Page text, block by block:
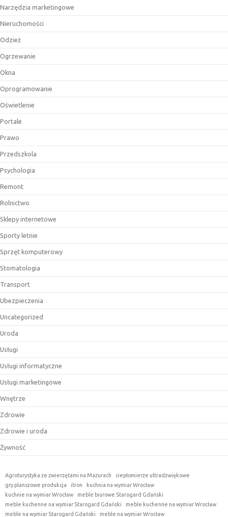
Narzędzia marketingowe
Nieruchomości
Odzież
Ogrzewanie
Okna
Oprogramowanie
Oświetlenie
Portale
Prawo
Przedszkola
Psychologia
Remont
Rolnictwo
Sklepy internetowe
Sporty letnie
Sprzęt komputerowy
Stomatologia
Transport
Ubezpieczenia
Uncategorized
Uroda
Usługi
Usługi informatyczne
Usługi marketingowe
Wnętrze
Zdrowie
Zdrowie i uroda
Żywność
Agroturystyka ze zwierzętami na Mazurach
ciepłomierze ultradźwiękowe
gry planszowe produkcja
itron
kuchnia na wymiar Wrocław
kuchnie na wymiar Wrocław
meble biurowe Starogard Gdański
meble kuchenne na wymiar Starogard Gdański
meble kuchenne na wymiar Wrocław
meble na wymiar Starogard Gdański
meble na wymiar Wrocław